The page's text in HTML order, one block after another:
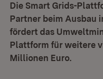
Die Smart Grids-
Partner beim Ausbau
fördert das
Plattform für weitere
Millionen Euro.